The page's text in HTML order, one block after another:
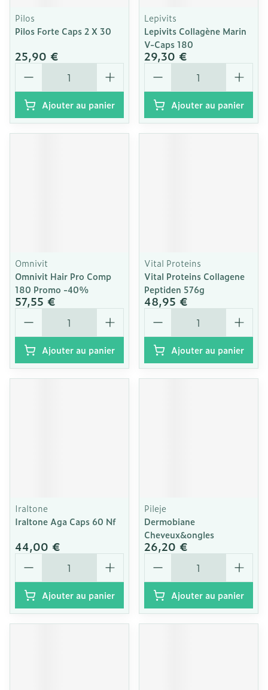
Pilos
Pilos Forte Caps 2 X 30
25,90 €
Quantité
Ajouter au panier
Lepivits
Lepivits Collagène Marin
V-Caps 180
29,30 €
Quantité
Ajouter au panier
Omnivit
Omnivit Hair Pro Comp
180 Promo -40%
57,55 €
Quantité
Ajouter au panier
Vital Proteins
Vital Proteins Collagene
Peptiden 576g
48,95 €
Quantité
Ajouter au panier
Iraltone
Iraltone Aga Caps 60 Nf
44,00 €
Quantité
Ajouter au panier
Pileje
Dermobiane
Cheveux&ongles
26,20 €
Quantité
Ajouter au panier